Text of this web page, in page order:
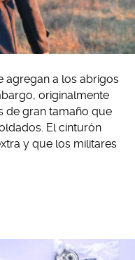
agregan a los abrigos
originalmente
de gran tamaño que
El cinturón
y que los militares